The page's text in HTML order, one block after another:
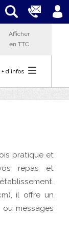
Afficher
en TTC
+ d'infos